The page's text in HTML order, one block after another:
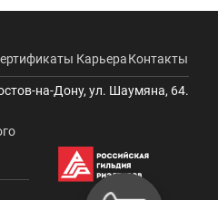
КарьераКонтакты
на-Дону, ул. Шаумяна, 64.